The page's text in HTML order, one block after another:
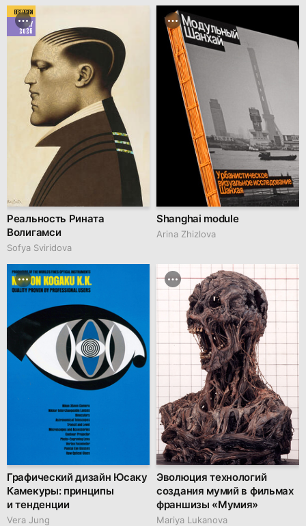
BEST DESIGN
MAY
2026
Реальность Рината
Волигамси
Sofya Sviridova
Shanghai module
Arina Zhizlova
Графический дизайн Юсаку
Камекуры: принципы
и тенденции
Vera Jung
Эволюция технологий
создания мумий в фильмах
франшизы «Мумия»
Mariya Lukanova